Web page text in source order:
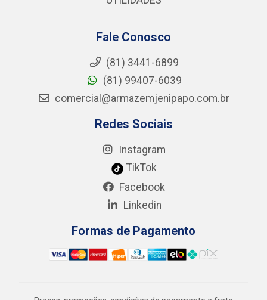
Fale Conosco
(81) 3441-6899
(81) 99407-6039
comercial@armazemjenipapo.com.br
Redes Sociais
Instagram
TikTok
Facebook
Linkedin
Formas de Pagamento